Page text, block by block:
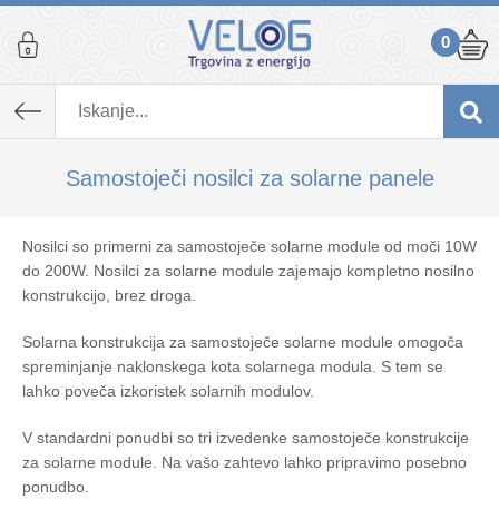
0
Samostoječi nosilci za solarne panele
Nosilci so primerni za samostoječe solarne module od moči 10W
do 200W. Nosilci za solarne module zajemajo kompletno nosilno
konstrukcijo, brez droga.
Solarna konstrukcija za samostoječe solarne module omogoča
spreminjanje naklonskega kota solarnega modula. S tem se
lahko poveča izkoristek solarnih modulov.
V standardni ponudbi so tri izvedenke samostoječe konstrukcije
za solarne module. Na vašo zahtevo lahko pripravimo posebno
ponudbo.